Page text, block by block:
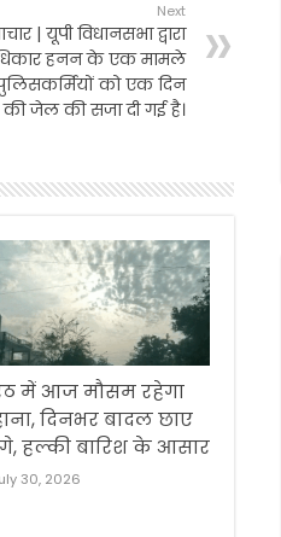
Next
| यूपी विधानसभा द्वारा
हनन के एक मामले
को एक दिन
की जेल की सजा दी गई है।
में आज मौसम रहेगा
दिनभर बादल छाए
हल्की बारिश के आसार
30, 2026